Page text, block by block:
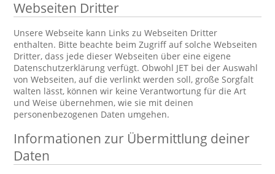
Webseiten Dritter
Unsere Webseite kann Links zu Webseiten Dritter
enthalten. Bitte beachte beim Zugriff auf solche Webseiten
Dritter, dass jede dieser Webseiten über eine eigene
Datenschutzerklärung verfügt. Obwohl JET bei der Auswahl
von Webseiten, auf die verlinkt werden soll, große Sorgfalt
walten lässt, können wir keine Verantwortung für die Art
und Weise übernehmen, wie sie mit deinen
personenbezogenen Daten umgehen.
Informationen zur Übermittlung deiner
Daten